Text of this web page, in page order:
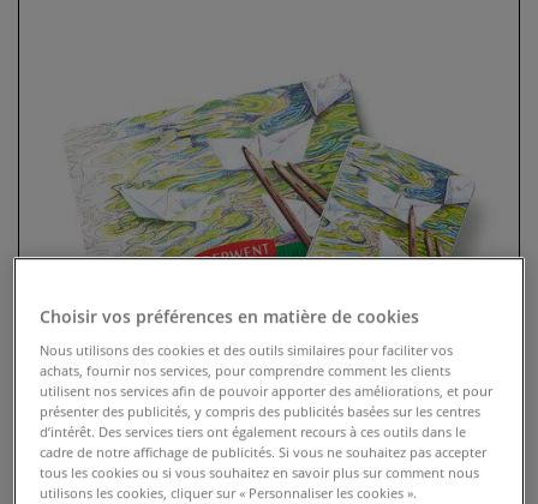
Choisir vos préférences en matière de cookies
Nous utilisons des cookies et des outils similaires pour faciliter vos
achats, fournir nos services, pour comprendre comment les clients
utilisent nos services afin de pouvoir apporter des améliorations, et pour
présenter des publicités, y compris des publicités basées sur les centres
d’intérêt. Des services tiers ont également recours à ces outils dans le
cadre de notre affichage de publicités. Si vous ne souhaitez pas accepter
tous les cookies ou si vous souhaitez en savoir plus sur comment nous
utilisons les cookies, cliquer sur « Personnaliser les cookies ».